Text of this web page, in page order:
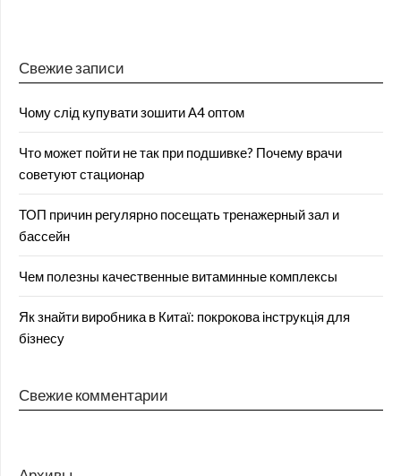
Свежие записи
Чому слід купувати зошити А4 оптом
Что может пойти не так при подшивке? Почему врачи
советуют стационар
ТОП причин регулярно посещать тренажерный зал и
бассейн
Чем полезны качественные витаминные комплексы
Як знайти виробника в Китаї: покрокова інструкція для
бізнесу
Свежие комментарии